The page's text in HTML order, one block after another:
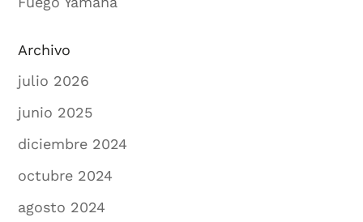
Archivo
julio 2026
junio 2025
diciembre 2024
octubre 2024
agosto 2024